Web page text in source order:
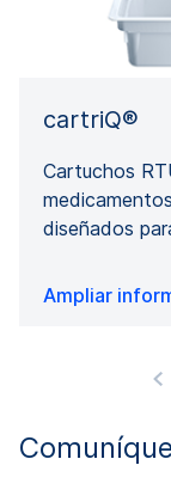
cartriQ®
Cartuchos
diseñados
Ampliar